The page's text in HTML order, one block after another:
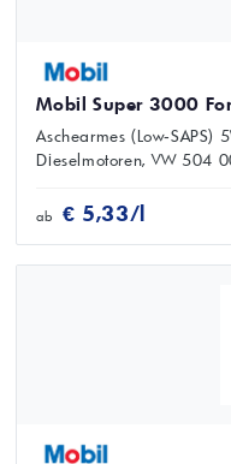
Mobil Super 3000
Aschearmes
Dieselmotoren, VW 504
ab € 5,33/l